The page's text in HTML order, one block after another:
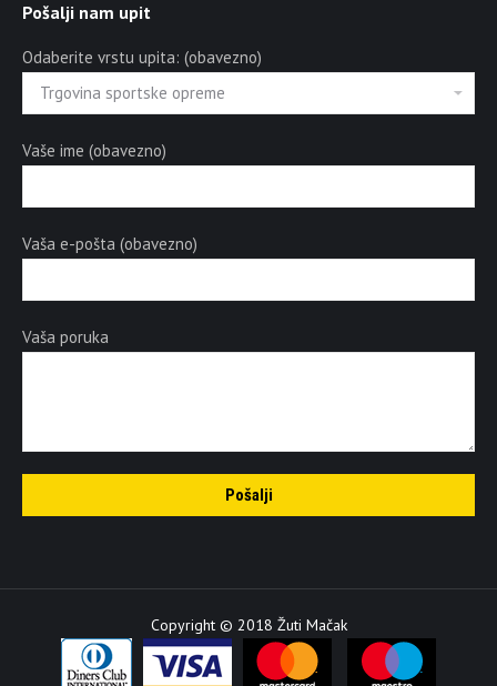
Pošalji nam upit
Odaberite vrstu upita: (obavezno)
Vaše ime (obavezno)
Vaša e-pošta (obavezno)
Vaša poruka
Copyright © 2018 Žuti Mačak